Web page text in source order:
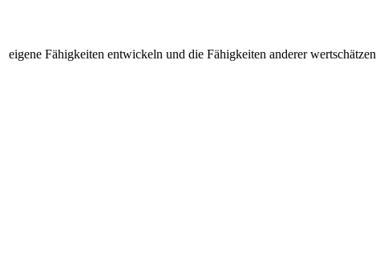
eigene Fähigkeiten entwickeln und die Fähigkeiten anderer wertschätzen